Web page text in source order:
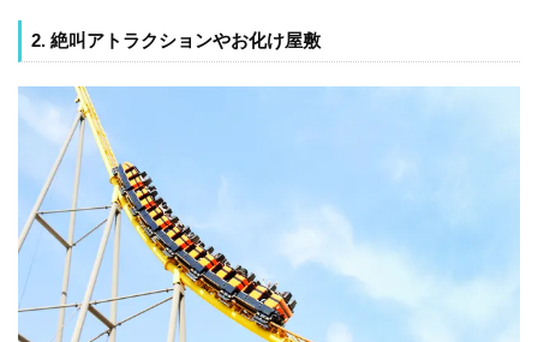
2. 絶叫アトラクションやお化け屋敷